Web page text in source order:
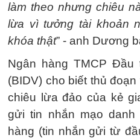
làm theo nhưng chiêu
lừa vì tưởng tài khoản
khóa thật” - anh Dương
Ngân hàng TMCP Đầu
(BIDV) cho biết thủ
chiêu lừa đảo của kẻ
gửi tin nhắn mạo danh
hàng (tin nhắn gửi từ